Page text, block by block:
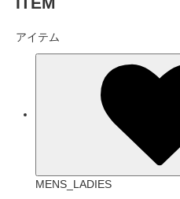
アイテム
MENS_LADIES